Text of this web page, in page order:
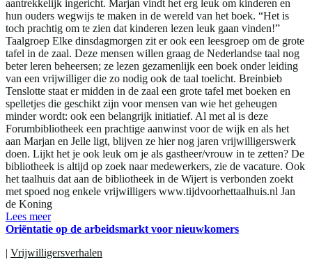
aantrekkelijk ingericht. Marjan vindt het erg leuk om kinderen en
hun ouders wegwijs te maken in de wereld van het boek. “Het is
toch prachtig om te zien dat kinderen lezen leuk gaan vinden!”
Taalgroep Elke dinsdagmorgen zit er ook een leesgroep om de grote
tafel in de zaal. Deze mensen willen graag de Nederlandse taal nog
beter leren beheersen; ze lezen gezamenlijk een boek onder leiding
van een vrijwilliger die zo nodig ook de taal toelicht. Breinbieb
Tenslotte staat er midden in de zaal een grote tafel met boeken en
spelletjes die geschikt zijn voor mensen van wie het geheugen
minder wordt: ook een belangrijk initiatief. Al met al is deze
Forumbibliotheek een prachtige aanwinst voor de wijk en als het
aan Marjan en Jelle ligt, blijven ze hier nog jaren vrijwilligerswerk
doen. Lijkt het je ook leuk om je als gastheer/vrouw in te zetten? De
bibliotheek is altijd op zoek naar medewerkers, zie de vacature. Ook
het taalhuis dat aan de bibliotheek in de Wijert is verbonden zoekt
met spoed nog enkele vrijwilligers www.tijdvoorhettaalhuis.nl Jan
de Koning
Lees meer
Oriëntatie op de arbeidsmarkt voor nieuwkomers
| Vrijwilligersverhalen